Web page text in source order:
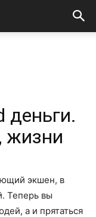
деньги.
жизни
экшен, в
Теперь вы
а и прятаться